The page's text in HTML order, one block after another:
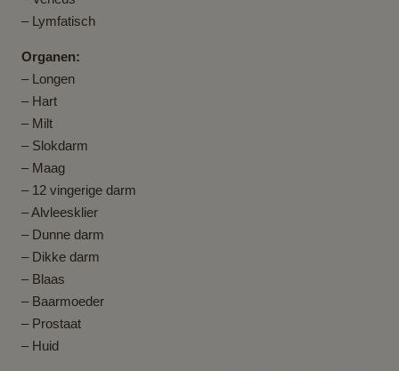
– Lymfatisch
Organen:
– Longen
– Hart
– Milt
– Slokdarm
– Maag
– 12 vingerige darm
– Alvleesklier
– Dunne darm
– Dikke darm
– Blaas
– Baarmoeder
– Prostaat
– Huid